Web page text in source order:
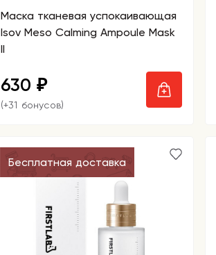
Маска тканевая успокаивающая
Isov Meso Сalming Ampoule Mask
II
630 ₽
(+31 бонусов)
Бесплатная доставка